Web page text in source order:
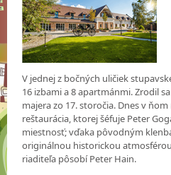
V jednej z bočných uličiek
16 izbami a 8 apartmánmi. Zrodil
majera zo 17. storočia. Dnes v
reštaurácia, ktorej šéfuje Peter
miestnosť; vďaka pôvodným
originálnou historickou
riaditeľa pôsobí Peter Hain.